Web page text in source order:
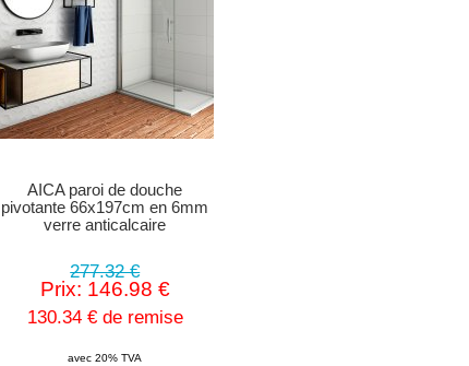
AICA paroi de douche
pivotante 66x197cm en 6mm
verre anticalcaire
277.32 €
Prix: 146.98 €
130.34 € de remise
avec 20% TVA